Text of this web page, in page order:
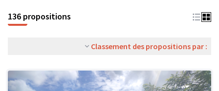
136 propositions
Classement des propositions par :